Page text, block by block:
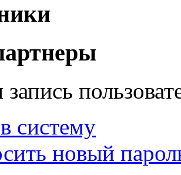
систему
новый